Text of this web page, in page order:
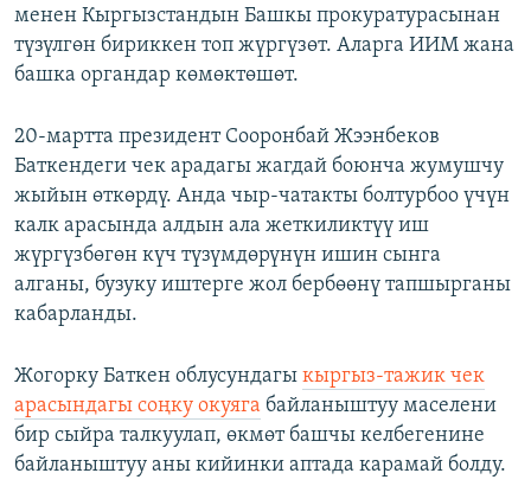
менен Кыргызстандын Башкы прокуратурасынан
түзүлгөн бириккен топ жүргүзөт. Аларга ИИМ жана
башка органдар көмөктөшөт.
20-мартта президент Сооронбай Жээнбеков
Баткендеги чек арадагы жагдай боюнча жумушчу
жыйын өткөрдү. Анда чыр-чатакты болтурбоо үчүн
калк арасында алдын ала жеткиликтүү иш
жүргүзбөгөн күч түзүмдөрүнүн ишин сынга
алганы, бузуку иштерге жол бербөөнү тапшырганы
кабарланды.
Жогорку Баткен облусундагы кыргыз-тажик чек
арасындагы соңку окуяга байланыштуу маселени
бир сыйра талкуулап, өкмөт башчы келбегенине
байланыштуу аны кийинки аптада карамай болду.